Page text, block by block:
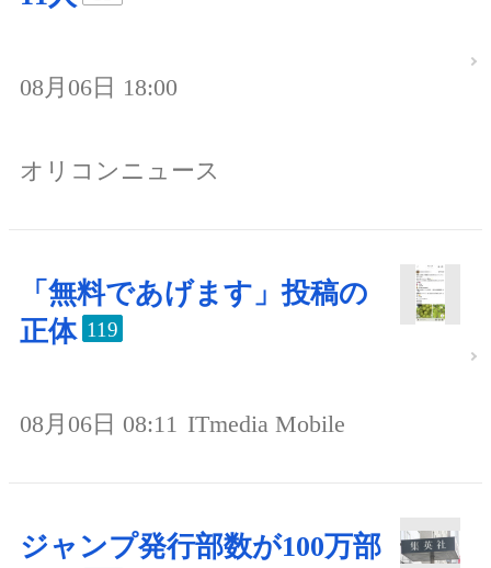
08月06日 18:00
オリコンニュース
「無料であげます」投稿の
正体 119
08月06日 08:11 ITmedia Mobile
ジャンプ発行部数が100万部